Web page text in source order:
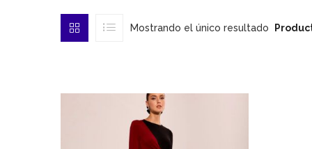
Mostrando el único resultado